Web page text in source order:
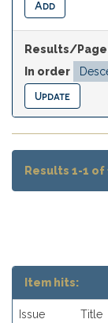
Results/Page
In order
Results 1-1
Item hits:
Issue
Title